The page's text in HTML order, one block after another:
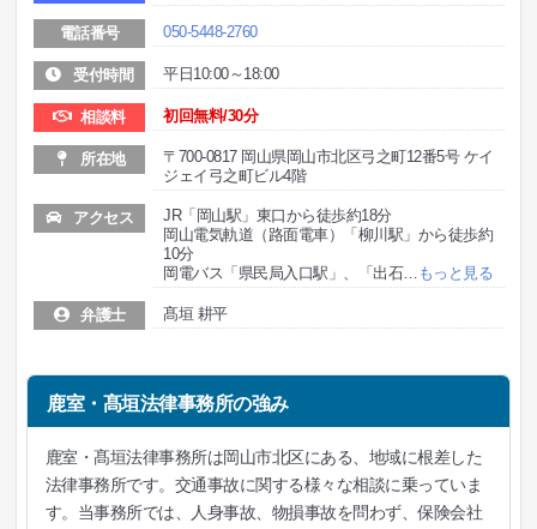
電話番号 050-5448-2760
受付時間 平日10:00～18:00
相談料 初回無料/30分
所在地
〒700-0817 岡山県岡山市北区弓之町12番5号 ケイ
ジェイ弓之町ビル4階
アクセス
JR「岡山駅」東口から徒歩約18分
岡山電気軌道（路面電車）「柳川駅」から徒歩約
10分
岡電バス「県民局入口駅」、「出石… もっと見る
弁護士 髙垣 耕平
鹿室・髙垣法律事務所の強み
鹿室・髙垣法律事務所は岡山市北区にある、地域に根差した
法律事務所です。交通事故に関する様々な相談に乗っていま
す。当事務所では、人身事故、物損事故を問わず、保険会社